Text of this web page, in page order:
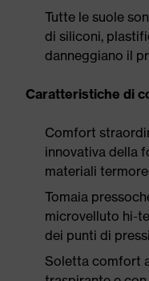
Tutte le suole
di siliconi,
danneggiano il
Caratteristiche di
Comfort
innovativa della
materiali
Tomaia
microvelluto hi-
dei punti di
Soletta comfort